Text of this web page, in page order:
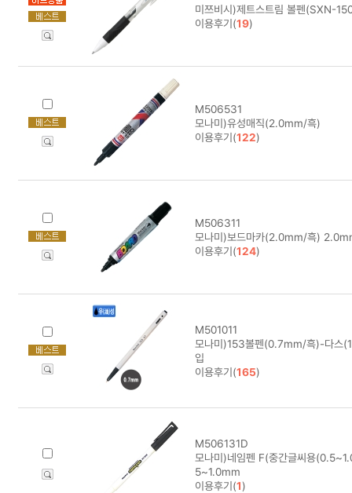
미쯔비시)제트스트림 볼펜(SXN-
이용후기(19)
M506531
모나미)유성매직(2.0mm/흑)
이용후기(122)
M506311
모나미)보드마카(2.0mm/흑)
이용후기(124)
M501011
모나미)153볼펜(0.7mm/흑)-다스
입
이용후기(165)
M506131D
모나미)네임펜 F(중간글씨용
5~1.0mm
이용후기(1)